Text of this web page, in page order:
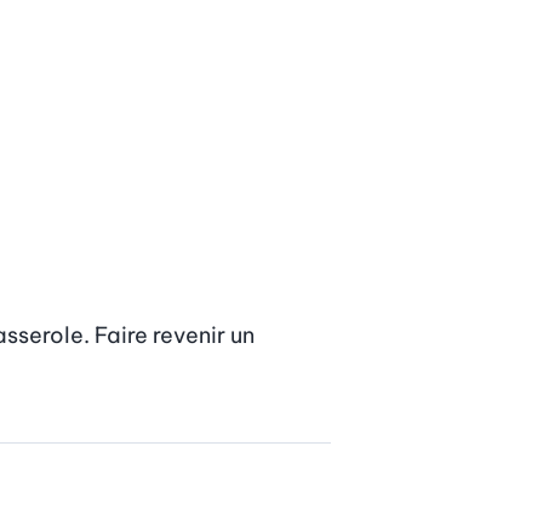
Faire revenir un